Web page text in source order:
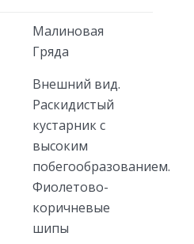
Малиновая
Гряда
Внешний вид.
Раскидистый
кустарник с
высоким
побегообразованием.
Фиолетово-
коричневые
шипы